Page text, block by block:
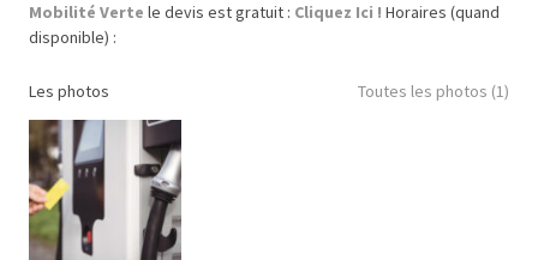
Mobilité Verte le devis est gratuit : Cliquez Ici ! Horaires (quand
disponible) :
Les photos Toutes les photos (1)